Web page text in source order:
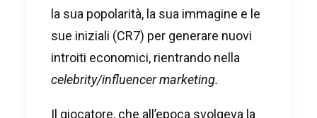
la sua popolarità, la sua immagine e le
sue iniziali (CR7) per generare nuovi
introiti economici, rientrando nella
celebrity/influencer marketing.
Il giocatore, che all’epoca svolgeva la